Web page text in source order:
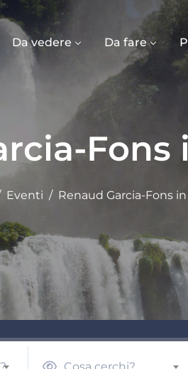
Da vedere Da fare
Eventi Renaud Garcia-Fons